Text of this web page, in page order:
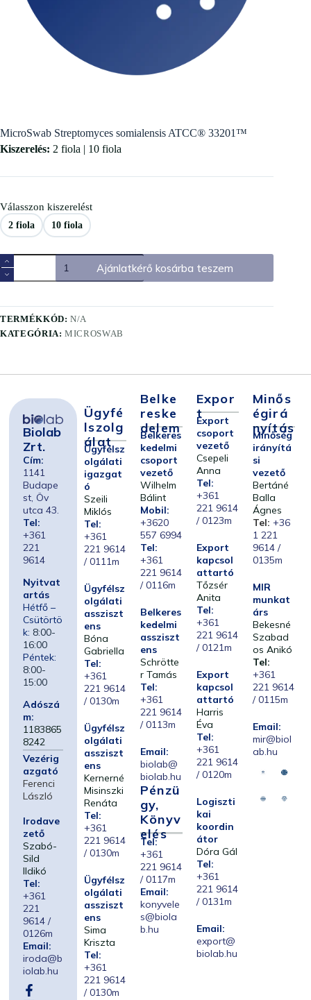
MicroSwab Streptomyces somialensis ATCC® 33201™
Kiszerelés: 2 fiola | 10 fiola
Válasszon kiszerelést
2 fiola 10 fiola
Ajánlatkérő kosárba teszem
TERMÉKKÓD:N/A
KATEGÓRIA:MICROSWAB
Biolab
Zrt.
Cím:
1141
Budape
st, Öv
utca 43.
Tel:
+361
221
9614
Nyitvat
artás
Hétfő –
Csütörtö
k: 8:00-
16:00
Péntek:
8:00-
15:00
Adószá
m:
1183865
8242
Vezérig
azgató
Ferenci
László
Irodave
zető
Szabó-
Sild
Ildikó
Tel:
+361
221
9614 /
0126m
Email:
iroda@b
iolab.hu
Ügyfé
Lszolg
Álat
Ügyfélsz
olgálati
igazgat
ó
Szeili
Miklós
Tel:
+361
221 9614
/ 0111m
Ügyfélsz
olgálati
assziszt
ens
Bóna
Gabriella
Tel:
+361
221 9614
/ 0130m
Ügyfélsz
olgálati
assziszt
ens
Kernerné
Misinszki
Renáta
Tel:
+361
221 9614
/ 0130m
Ügyfélsz
olgálati
assziszt
ens
Sima
Kriszta
Tel:
+361
221 9614
/ 0130m
Belke
Reske
Delem
Belkeres
kedelmi
csoport
vezető
Wilhelm
Bálint
Mobil:
+3620
557 6994
Tel:
+361
221 9614
/ 0116m
Belkeres
kedelmi
assziszt
ens
Schrötte
r Tamás
Tel:
+361
221 9614
/ 0113m
Email:
biolab@
biolab.hu
Pénzü
Gy,
Könyv
Elés
Tel:
+361
221 9614
/ 0117m
Email:
konyvele
s@biola
b.hu
Expor
T
Export
csoport
vezető
Csepeli
Anna
Tel:
+361
221 9614
/ 0123m
Export
kapcsol
attartó
Tőzsér
Anita
Tel:
+361
221 9614
/ 0121m
Export
kapcsol
attartó
Harris
Éva
Tel:
+361
221 9614
/ 0120m
Logiszti
kai
koordin
átor
Dóra Gál
Tel:
+361
221 9614
/ 0131m
Email:
export@
biolab.hu
Minős
Égirá
Nyítás
Minőség
irányítá
si
vezető
Bertáné
Balla
Ágnes
Tel: +36
1 221
9614 /
0135m
MIR
munkat
árs
Bekesné
Szabad
os Anikó
Tel:
+361
221 9614
/ 0115m
Email:
mir@biol
ab.hu